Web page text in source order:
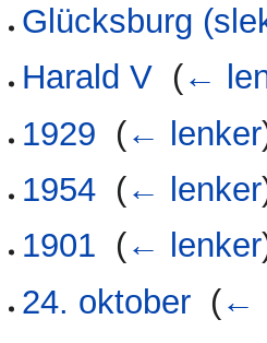
Glücksburg
Harald V (←
1929 (← lenker
1954 (← lenker
1901 (← lenker
24. oktober (←